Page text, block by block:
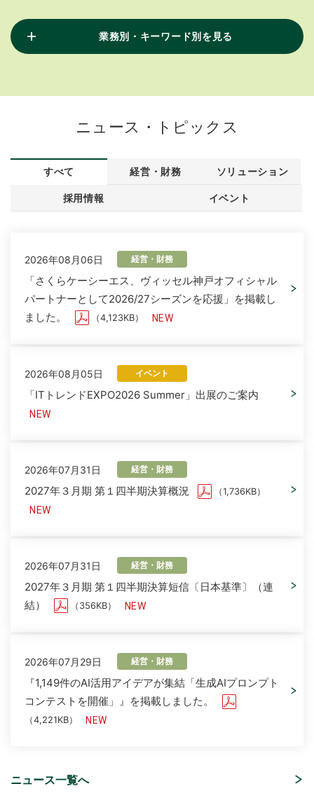
業務別・キーワード別を見る
ニュース・トピックス
すべて 経営・財務 ソリューション
採用情報 イベント
2026年08月06日 経営・財務
「さくらケーシーエス、ヴィッセル神戸オフィシャル
パートナーとして2026/27シーズンを応援」を掲載し
ました。
（4,123KB）
2026年08月05日 イベント
「ITトレンドEXPO2026 Summer」出展のご案内
2026年07月31日 経営・財務
2027年３月期 第１四半期決算概況 （1,736KB）
2026年07月31日 経営・財務
2027年３月期 第１四半期決算短信〔日本基準〕（連
結）
（356KB）
2026年07月29日 経営・財務
『1,149件のAI活用アイデアが集結「生成AIプロンプト
コンテストを開催」』を掲載しました。
（4,221KB）
ニュース一覧へ